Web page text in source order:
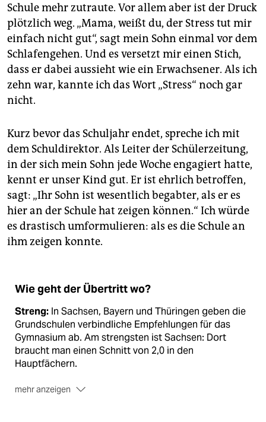
Schule mehr zutraute. Vor allem aber ist der Druck
plötzlich weg. „Mama, weißt du, der Stress tut mir
einfach nicht gut“, sagt mein Sohn einmal vor dem
Schlafengehen. Und es versetzt mir einen Stich,
dass er dabei aussieht wie ein Erwachsener. Als ich
zehn war, kannte ich das Wort „Stress“ noch gar
nicht.
Kurz bevor das Schuljahr endet, spreche ich mit
dem Schuldirektor. Als Leiter der Schülerzeitung,
in der sich mein Sohn jede Woche engagiert hatte,
kennt er unser Kind gut. Er ist ehrlich betroffen,
sagt: „Ihr Sohn ist wesentlich begabter, als er es
hier an der Schule hat zeigen können.“ Ich würde
es drastisch umformulieren: als es die Schule an
ihm zeigen konnte.
Wie geht der Übertritt wo?
Streng: In Sachsen, Bayern und Thüringen geben die
Grundschulen verbindliche Empfehlungen für das
Gymnasium ab. Am strengsten ist Sachsen: Dort
braucht man einen Schnitt von 2,0 in den
Hauptfächern.
mehr anzeigen